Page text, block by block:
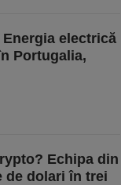
electrică
Portugalia,
Echipa din
de dolari în trei